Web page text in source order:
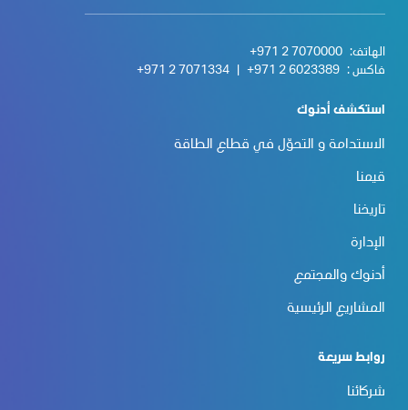
الهاتف: +971 2 7070000
فاكس : +971 2 6023389
+971 2 7071334
استكشف أدنوك
الاستدامة و التحوّل في قطاع الطاقة
قيمنا
تاريخنا
الإدارة
أدنوك والمجتمع
المشاريع الرئيسية
روابط سريعة
شركائنا